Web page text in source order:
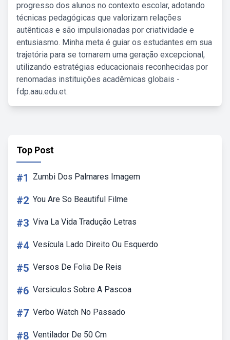
progresso dos alunos no contexto escolar, adotando
técnicas pedagógicas que valorizam relações
autênticas e são impulsionadas por criatividade e
entusiasmo. Minha meta é guiar os estudantes em sua
trajetória para se tornarem uma geração excepcional,
utilizando estratégias educacionais reconhecidas por
renomadas instituições acadêmicas globais -
fdp.aau.edu.et.
Top Post
#1 Zumbi Dos Palmares Imagem
#2 You Are So Beautiful Filme
#3 Viva La Vida Tradução Letras
#4 Vesícula Lado Direito Ou Esquerdo
#5 Versos De Folia De Reis
#6 Versiculos Sobre A Pascoa
#7 Verbo Watch No Passado
#8 Ventilador De 50 Cm